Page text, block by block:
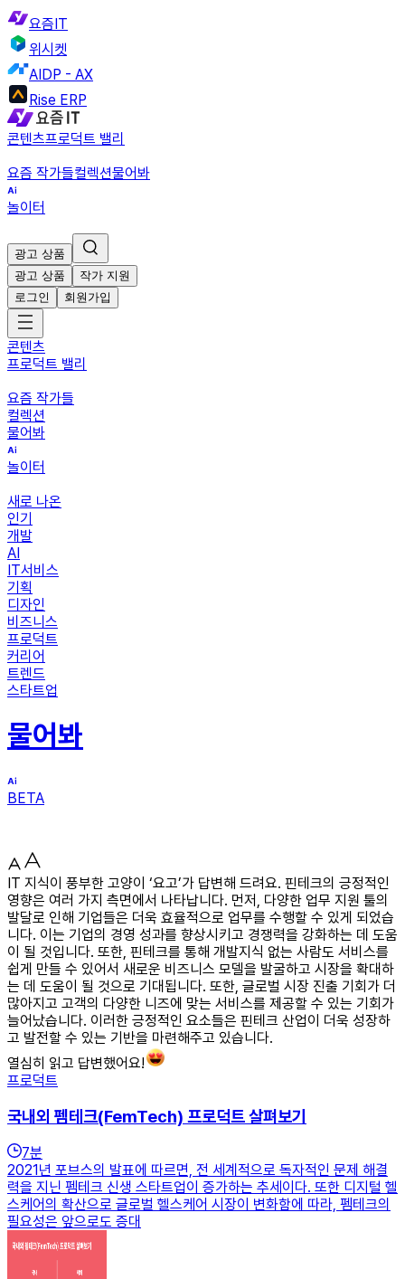
요즘IT
위시켓
AIDP - AX
Rise ERP
콘텐츠프로덕트 밸리
요즘 작가들컬렉션물어봐
놀이터
광고 상품
광고 상품
작가 지원
로그인
회원가입
콘텐츠
프로덕트 밸리
요즘 작가들
컬렉션
물어봐
놀이터
새로 나온
인기
개발
AI
IT서비스
기획
디자인
비즈니스
프로덕트
커리어
트렌드
스타트업
물어봐
BETA
IT 지식이 풍부한 고양이 ‘요고’가 답변해 드려요. 핀테크의 긍정적인
영향은 여러 가지 측면에서 나타납니다. 먼저, 다양한 업무 지원 툴의
발달로 인해 기업들은 더욱 효율적으로 업무를 수행할 수 있게 되었습
니다. 이는 기업의 경영 성과를 향상시키고 경쟁력을 강화하는 데 도움
이 될 것입니다. 또한, 핀테크를 통해 개발지식 없는 사람도 서비스를
쉽게 만들 수 있어서 새로운 비즈니스 모델을 발굴하고 시장을 확대하
는 데 도움이 될 것으로 기대됩니다. 또한, 글로벌 시장 진출 기회가 더
많아지고 고객의 다양한 니즈에 맞는 서비스를 제공할 수 있는 기회가
늘어났습니다. 이러한 긍정적인 요소들은 핀테크 산업이 더욱 성장하
고 발전할 수 있는 기반을 마련해주고 있습니다.
열심히 읽고 답변했어요!
프로덕트
국내외 펨테크(FemTech) 프로덕트 살펴보기
7분
2021년 포브스의 발표에 따르면, 전 세계적으로 독자적인 문제 해결
력을 지닌 펨테크 신생 스타트업이 증가하는 추세이다. 또한 디지털 헬
스케어의 확산으로 글로벌 헬스케어 시장이 변화함에 따라, 펨테크의
필요성은 앞으로도 증대